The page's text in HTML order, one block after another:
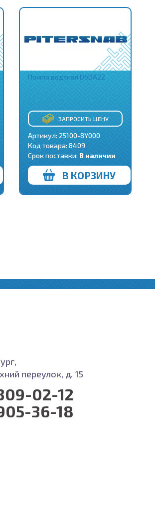
Помпа водяная D6DA22
ЗАПРОСИТЬ ЦЕНУ
Артикул: 25100-8Y000
Код товара: 8409
Срок поставки: В наличии
В КОРЗИНУ
переулок, д. 15
02-12
36-18